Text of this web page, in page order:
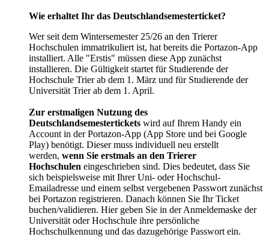
Wie erhaltet Ihr das Deutschlandsemesterticket?
Wer seit dem Wintersemester 25/26 an den Trierer
Hochschulen immatrikuliert ist, hat bereits die Portazon-App
installiert. Alle "Erstis" müssen diese App zunächst
installieren. Die Gültigkeit startet für Studierende der
Hochschule Trier ab dem 1. März und für Studierende der
Universität Trier ab dem 1. April.
Zur erstmaligen Nutzung des
Deutschlandsemestertickets wird auf Ihrem Handy ein
Account in der Portazon-App (App Store und bei Google
Play) benötigt. Dieser muss individuell neu erstellt
werden, wenn Sie erstmals an den Trierer
Hochschulen eingeschrieben sind. Dies bedeutet, dass Sie
sich beispielsweise mit Ihrer Uni- oder Hochschul-
Emailadresse und einem selbst vergebenen Passwort zunächst
bei Portazon registrieren. Danach können Sie Ihr Ticket
buchen/validieren. Hier geben Sie in der Anmeldemaske der
Universität oder Hochschule ihre persönliche
Hochschulkennung und das dazugehörige Passwort ein.